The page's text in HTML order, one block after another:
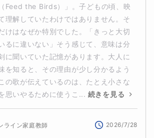
Feed the Birds）」。子どもの頃、映
理解していたわけではありません。そ
けはなぜか特別でした。「きっと大切
るに違いない」そう感じて、意味は分
に聞いていた記憶があります。大人に
を知ると、その理由が少し分かるよう
の歌が伝えているのは、たとえ小さな
思いやるために使うこ... 続きを見る
ライン家庭教師 2026/7/28